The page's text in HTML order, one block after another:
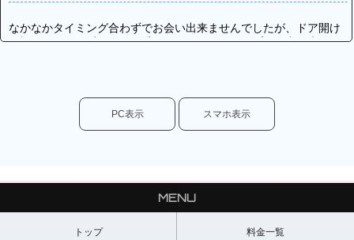
なかなかタイミング合わずでお会い出来ませんでしたが、ドア開け
て楓くんを見た瞬間から可愛さにやられました。プレイ中の声もか
楓くんは丁寧かつ自然体な話し方だったので、初対面で緊張気味だ
ったにもかかわらず、割とすぐに打ち解けることができました。
大切な思い出になりました。ありがとう!!(F様)
す。 何度会っても期待を裏切らないです。いろんな要望をお願い
PC表示 スマホ表示
MENU
トップ 料金一覧